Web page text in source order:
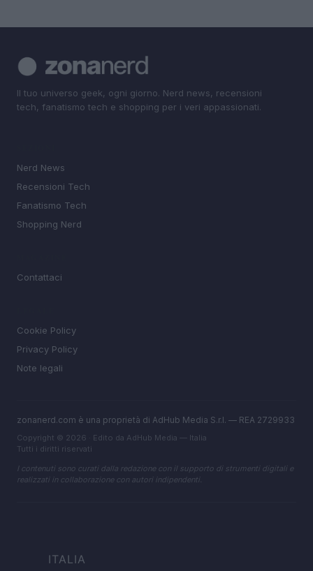
Il tuo universo geek, ogni giorno. Nerd news, recensioni
tech, fanatismo tech e shopping per i veri appassionati.
Nerd News
Recensioni Tech
Fanatismo Tech
Shopping Nerd
Contattaci
Cookie Policy
Privacy Policy
Note legali
zonanerd.com è una proprietà di AdHub Media S.r.l. — REA 2729933
Copyright © 2026 · Edito da AdHub Media — Italia
Tutti i diritti riservati
I contenuti sono curati dalla redazione con il supporto di strumenti digitali e
realizzati in collaborazione con autori indipendenti.
ITALIA